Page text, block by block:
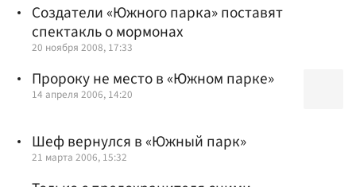
Создатели «Южного парка» поставят
спектакль о мормонах
20 ноября 2008, 17:33
Пророку не место в «Южном парке»
14 апреля 2006, 14:20
Шеф вернулся в «Южный парк»
21 марта 2006, 15:32